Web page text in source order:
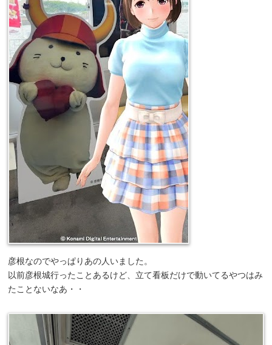
彦根なのでやっぱりあの人いました。
以前彦根城行ったことあるけど、立て看板だけで動いてるやつはみ
たことないなあ・・